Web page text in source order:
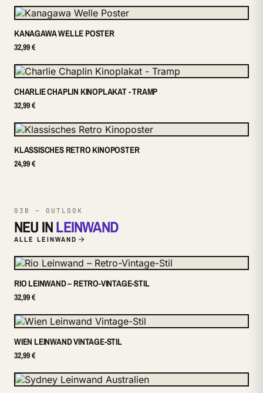
KANAGAWA WELLE POSTER
32,99 €
CHARLIE CHAPLIN KINOPLAKAT - TRAMP
32,99 €
KLASSISCHES RETRO KINOPOSTER
24,99 €
03B — OUTLOOK
NEU INLEINWAND
ALLE LEINWAND
RIO LEINWAND – RETRO-VINTAGE-STIL
32,99 €
WIEN LEINWAND VINTAGE-STIL
32,99 €